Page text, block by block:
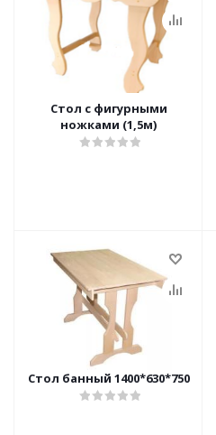
Стол с фигурными
ножками (1,5м)
Стол банный 1400*630*750